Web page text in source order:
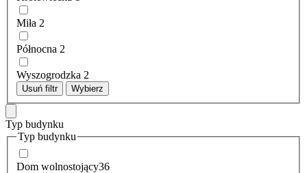
Miła 2
Północna 2
Wyszogrodzka 2
Usuń filtr Wybierz
Typ budynku
Typ budynku
Dom wolnostojący36